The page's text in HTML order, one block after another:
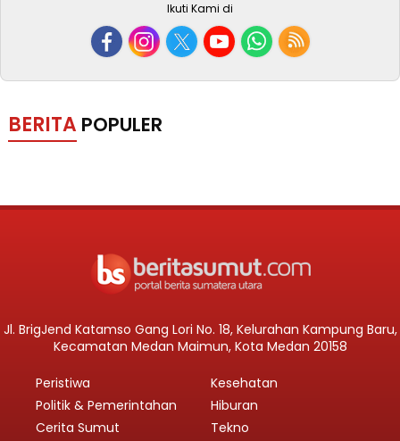
Ikuti Kami di
BERITA POPULER
Jl. BrigJend Katamso Gang Lori No. 18, Kelurahan Kampung Baru,
Kecamatan Medan Maimun, Kota Medan 20158
Peristiwa
Politik & Pemerintahan
Cerita Sumut
Kesehatan
Hiburan
Tekno